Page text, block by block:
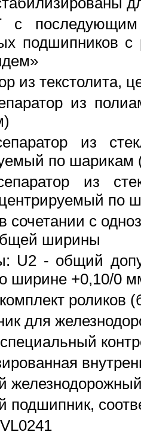
с
подшипников
из текстолита,
из
из
по шарикам
из
по
сочетании с
ширины
U2 - общий
ширине +0,10/0
роликов
для
подшипник,